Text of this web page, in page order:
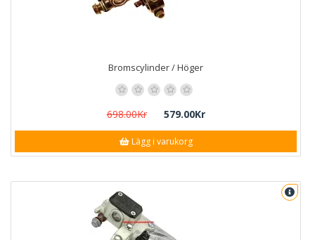
Bromscylinder / Höger
698.00Kr 579.00Kr
Lägg i varukorg